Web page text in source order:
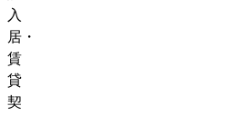
入
居・
賃
貸
契